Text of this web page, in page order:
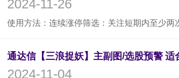
2024-11-26
2024-11-04